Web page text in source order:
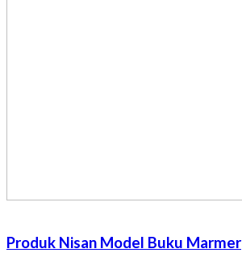
Produk Nisan Model Buku Marmer